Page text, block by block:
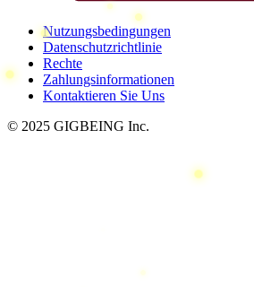
Nutzungsbedingungen
Datenschutzrichtlinie
Rechte
Zahlungsinformationen
Kontaktieren Sie Uns
© 2025 GIGBEING Inc.